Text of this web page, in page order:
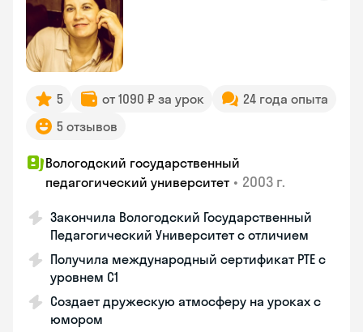
5 от 1090 ₽ за урок
24 года опыта
5 отзывов
Вологодский государственный
педагогический университет • 2003 г.
Закончила Вологодский Государственный
Педагогический Университет с отличием
Получила международный сертификат PTE с
уровнем C1
Создает дружескую атмосферу на уроках с
юмором